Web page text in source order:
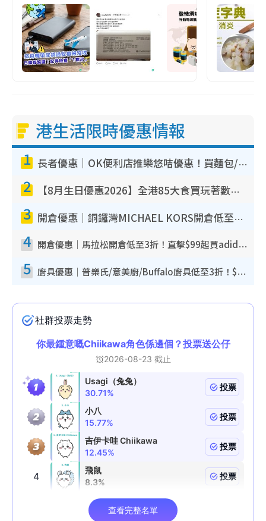
港生活限時優惠情報
1 長者優惠｜OK便利店推樂悠咭優惠！買麵包/牛奶/保健品拍卡即減
2 【8月生日優惠2026】全港85大食買玩著數攻略 自助餐/火鍋放題同行免費＋誠品/DONKI送現金券
3 開倉優惠｜銅鑼灣MICHAEL KORS開倉低至17折！直擊$500起買手袋/銀包/鞋款 必買經典Jet Set系列
4 開倉優惠｜馬拉松開倉低至3折！直擊$99起買adidas／New Balance／Puma鞋款 STANLEY保溫杯劈價至$119起
5 廚具優惠｜普樂氏/意美廚/Buffalo廚具低至3折！$89起買煎鍋／炒鑊／個人鍋 同場小家電激減至$99起